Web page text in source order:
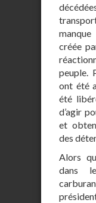
créée
peuple.
ont été
été
d’agir
et
des
Alors
dans